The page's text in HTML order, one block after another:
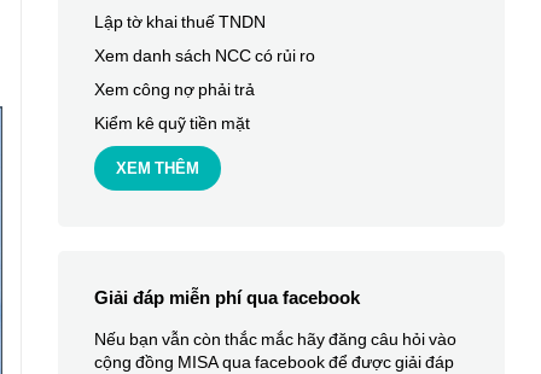
Lập tờ khai thuế TNDN
Xem danh sách NCC có rủi ro
Xem công nợ phải trả
Kiểm kê quỹ tiền mặt
XEM THÊM
Giải đáp miễn phí qua facebook
Nếu bạn vẫn còn thắc mắc hãy đăng câu hỏi vào
cộng đồng MISA qua facebook để được giải đáp